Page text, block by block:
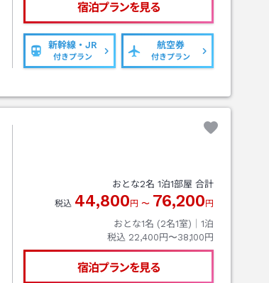
宿泊プランを見る
新幹線・JR
付きプラン
航空券
付きプラン
おとな2名 1泊1部屋 合計
税込 44,800 円 〜 76,200 円
おとな1名 (2名1室)｜ 1泊
税込 22,400円〜38,100円
宿泊プランを見る